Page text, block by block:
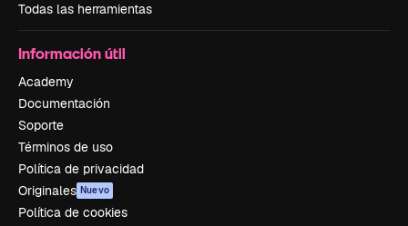
Todas las herramientas
Información útil
Academy
Documentación
Soporte
Términos de uso
Política de privacidad
Originales Nuevo
Política de cookies